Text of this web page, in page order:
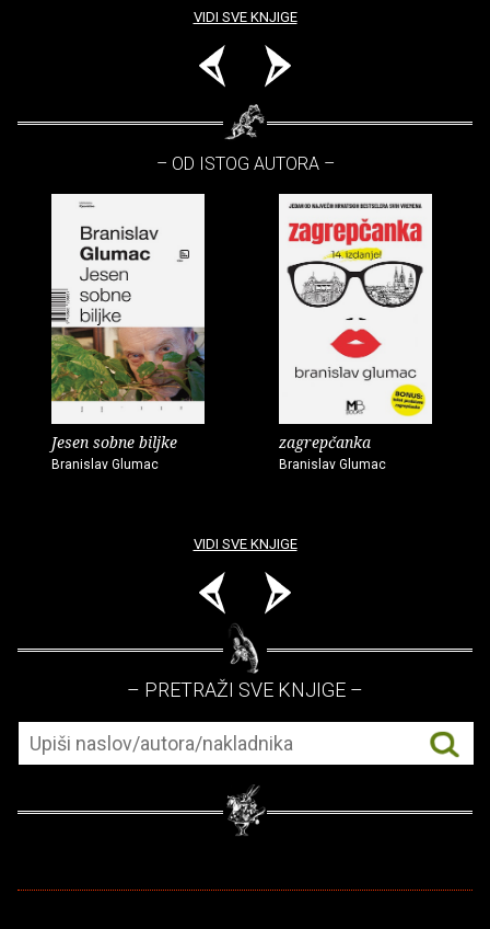
VIDI SVE KNJIGE
– OD ISTOG AUTORA –
Jesen sobne biljke
Branislav Glumac
zagrepčanka
Branislav Glumac
VIDI SVE KNJIGE
– PRETRAŽI SVE KNJIGE –